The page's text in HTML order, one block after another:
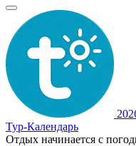
Тур-Календарь
Отдых начинается с